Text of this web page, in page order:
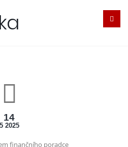
14
5 2025